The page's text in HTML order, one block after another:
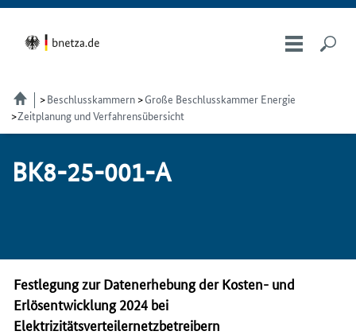
Beschlusskammern
Große Beschlusskammer Energie
Zeitplanung und Verfahrensübersicht
BK8-25-001-A
Festlegung zur Datenerhebung der Kosten- und
Erlösentwicklung 2024 bei
Elektrizitätsverteilernetzbetreibern